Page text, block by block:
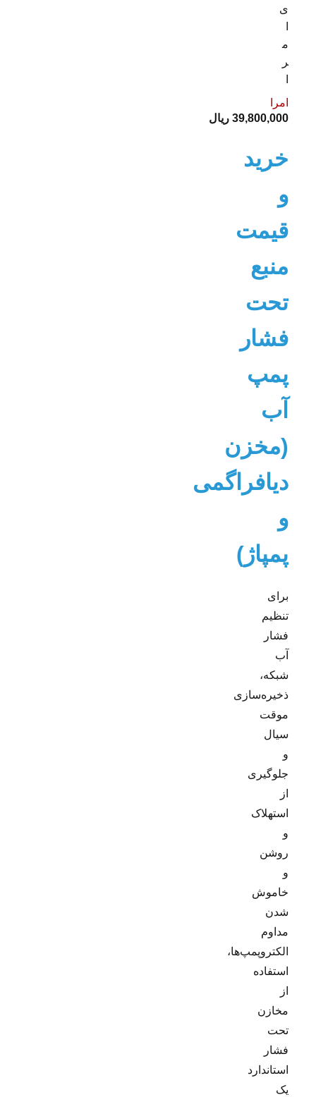
ی
م
ر
امرا
39,800,000 ریال
خرید
و
قیمت
منبع
تحت
فشار
پمپ
آب
(مخزن
دیافراگمی
و
پمپاژ)
برای
تنظیم
فشار
آب
شبکه،
ذخیره‌سازی
موقت
سیال
و
جلوگیری
از
استهلاک
و
روشن
و
خاموش
شدن
مداوم
الکتروپمپ‌ها،
استفاده
از
مخازن
تحت
فشار
استاندارد
یک